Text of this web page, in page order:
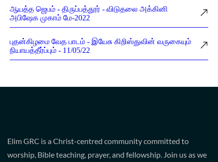
ஆயத்த ஜெபம் - திருப்பத்தூர் - விடுதலை அக்கினி
அபிஷேக முகாம் மே-2022
புதன்கிழமை வேத பாடம் - இயேசு கிறிஸ்துவின் வருகையும்
நியாயத்தீர்ப்பும் - 11/05/22
Elim GRC is a Christ-centred community committed to
worship, Bible teaching, prayer, and fellowship. Join us as we